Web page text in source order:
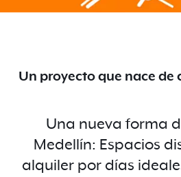
Un proyecto que nace de
Una nueva forma
Medellín: Espacios
alquiler por días